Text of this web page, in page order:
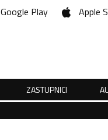
Google Play Apple
ZASTUPNICI